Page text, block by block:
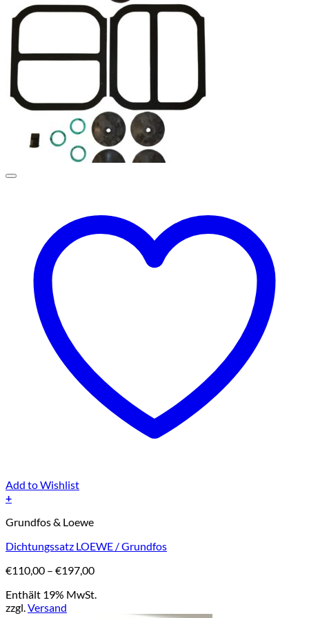
Add to Wishlist
+
Produkt
mehrere
auf.
Die
Optionen
können
Grundfos & Loewe
Dichtungssatz LOEWE / Grundfos
€110,00 – €197,00Preisspanne:
bis
Enthält 19% MwSt.
zzgl.Versand